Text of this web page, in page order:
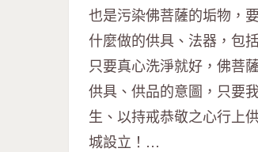
也是污染佛菩薩的垢物，
什麼做的供具、法器，包
只要真心洗淨就好，佛菩
供具、供品的意圖，只要
生、以持戒恭敬之心行上
城設立！…